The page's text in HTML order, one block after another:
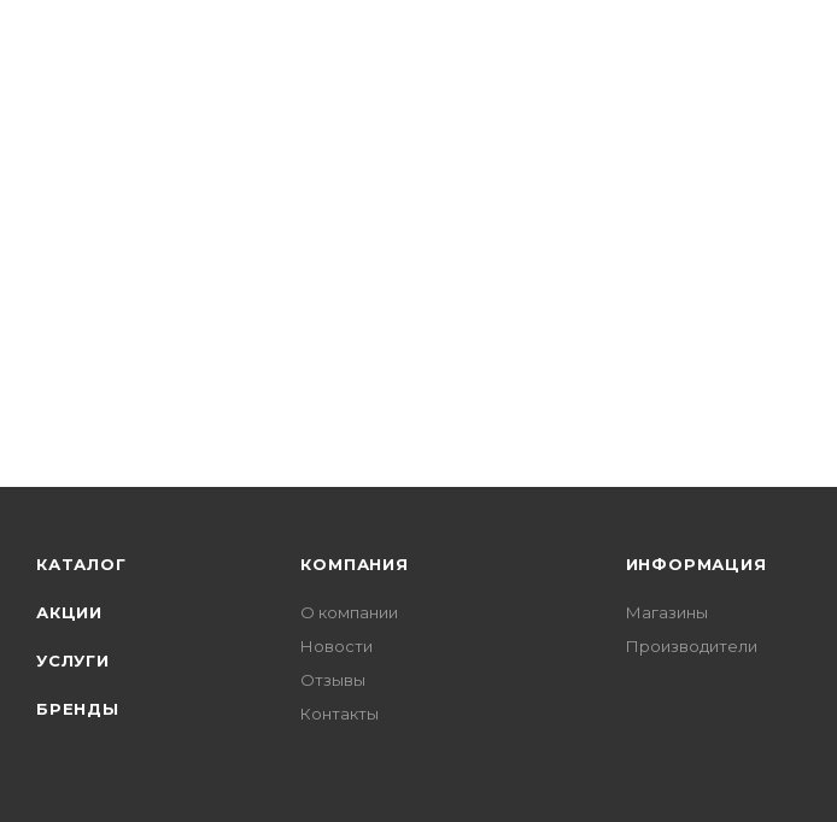
КАТАЛОГ
АКЦИИ
УСЛУГИ
БРЕНДЫ
КОМПАНИЯ
О компании
Новости
Отзывы
Контакты
ИНФОРМАЦИЯ
Магазины
Производители